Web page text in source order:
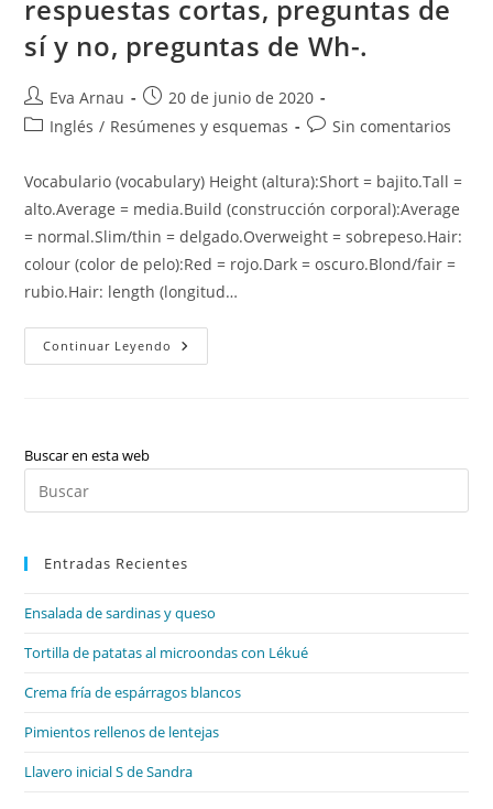
respuestas cortas, preguntas de
sí y no, preguntas de Wh-.
Autor
de
Eva Arnau
Publicación
de
20 de junio de 2020
Categoría
la
entrada:
Inglés / Resúmenes y esquemas
Comentarios
la
entrada:
Sin comentarios
Vocabulario (vocabulary) Height (altura):Short = bajito.Tall =
alto.Average = media.Build (construcción corporal):Average
= normal.Slim/thin = delgado.Overweight = sobrepeso.Hair:
colour (color de pelo):Red = rojo.Dark = oscuro.Blond/fair =
rubio.Hair: length (longitud…
Continuar Leyendo Partes
Del
Sus
Preguntas
Y
De
Wh-.
Buscar en esta web
Entradas Recientes
Ensalada de sardinas y queso
Tortilla de patatas al microondas con Lékué
Crema fría de espárragos blancos
Pimientos rellenos de lentejas
Llavero inicial S de Sandra